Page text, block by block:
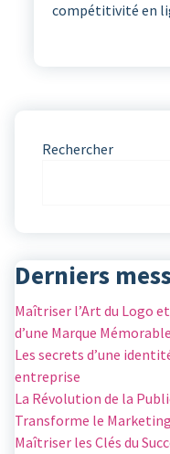
compétitivité en
Rechercher
Derniers
Maîtriser l’Art du Logo
d’une Marque Mémorable
Les secrets d’une
entreprise
La Révolution de la
Transforme le
Maîtriser les Clés du